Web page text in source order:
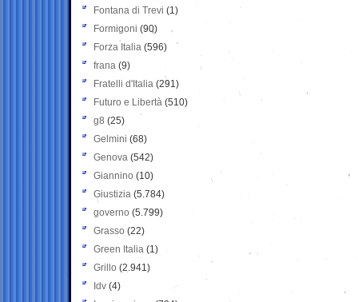
Fontana di Trevi (1)
Formigoni (90)
Forza Italia (596)
frana (9)
Fratelli d'Italia (291)
Futuro e Libertà (510)
g8 (25)
Gelmini (68)
Genova (542)
Giannino (10)
Giustizia (5.784)
governo (5.799)
Grasso (22)
Green Italia (1)
Grillo (2.941)
Idv (4)